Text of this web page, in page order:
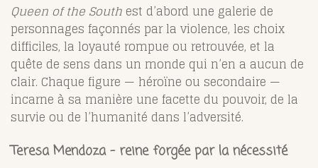
Queen of the South est d’abord une galerie de
personnages façonnés par la violence, les choix
difficiles, la loyauté rompue ou retrouvée, et la
quête de sens dans un monde qui n’en a aucun de
clair. Chaque figure — héroïne ou secondaire —
incarne à sa manière une facette du pouvoir, de la
survie ou de l’humanité dans l’adversité.
Teresa Mendoza – reine forgée par la nécessité